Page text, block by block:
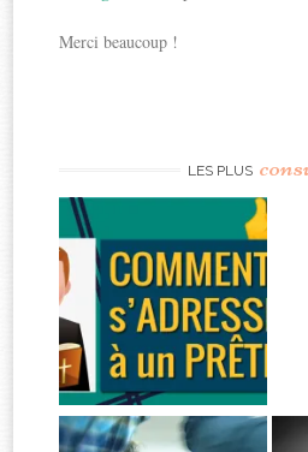
Merci beaucoup !
LES PLUS